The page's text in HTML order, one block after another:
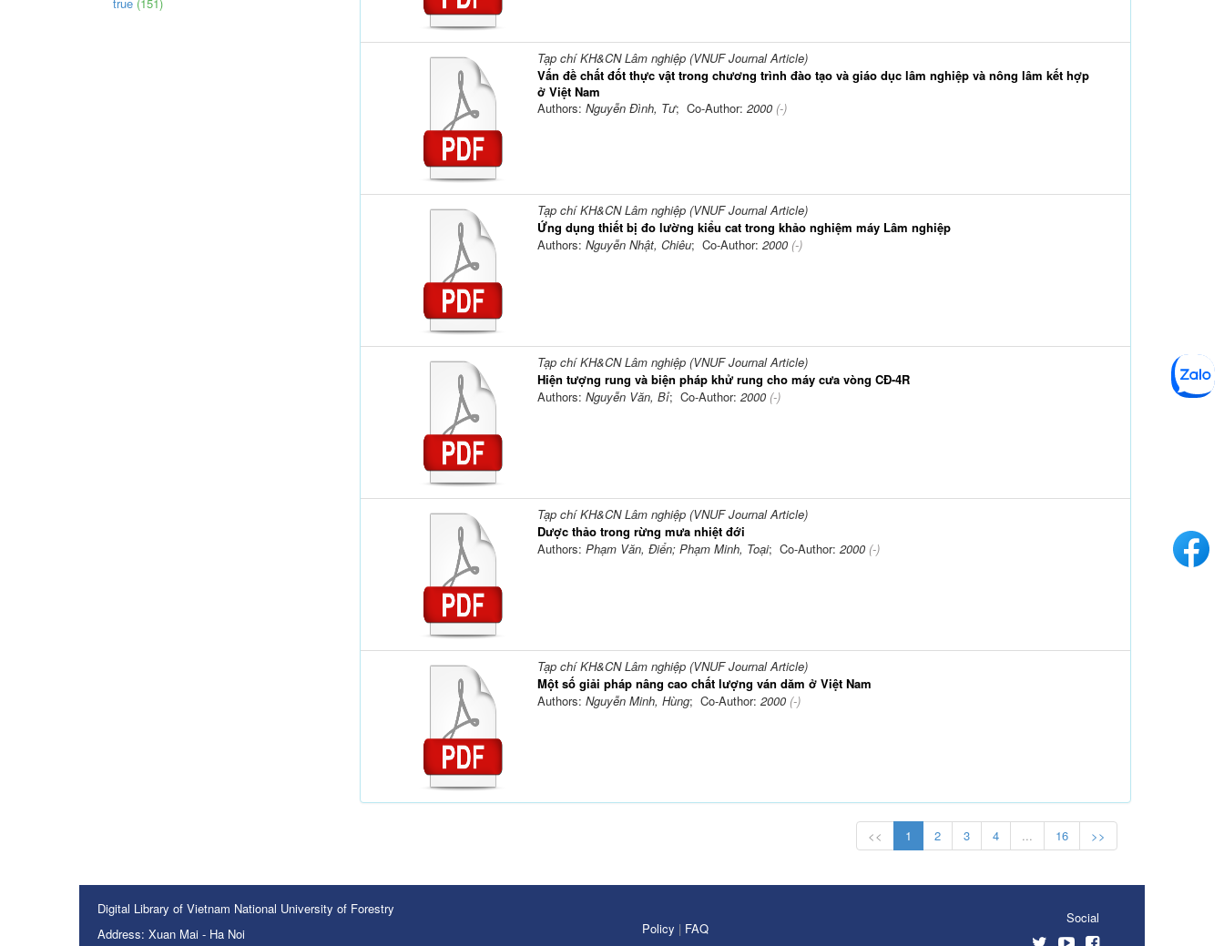
Tạp chí KH&CN Lâm nghiệp (VNUF Journal Article)
Vấn đề chất đốt thực vật trong chương trình đào tạo và giáo dục lâm nghiệp và nông lâm kết hợp
ở Việt Nam
Authors: Nguyễn Đình, Tư; Co-Author: 2000(-)
Tạp chí KH&CN Lâm nghiệp (VNUF Journal Article)
Ứng dụng thiết bị đo lường kiểu cat trong khảo nghiệm máy Lâm nghiệp
Authors: Nguyễn Nhật, Chiêu; Co-Author: 2000(-)
Tạp chí KH&CN Lâm nghiệp (VNUF Journal Article)
Hiện tượng rung và biện pháp khử rung cho máy cưa vòng CĐ-4R
Authors: Nguyễn Văn, Bỉ; Co-Author: 2000(-)
Tạp chí KH&CN Lâm nghiệp (VNUF Journal Article)
Dược thảo trong rừng mưa nhiệt đới
Authors: Phạm Văn, Điển; Phạm Minh, Toại; Co-Author: 2000(-)
Tạp chí KH&CN Lâm nghiệp (VNUF Journal Article)
Một số giải pháp nâng cao chất lượng ván dăm ở Việt Nam
Authors: Nguyễn Minh, Hùng; Co-Author: 2000(-)
<< 1 2 3 4 ... 16 >>
Digital Library of Vietnam National University of Forestry
Address: Xuan Mai - Ha Noi
Policy | FAQ
Social